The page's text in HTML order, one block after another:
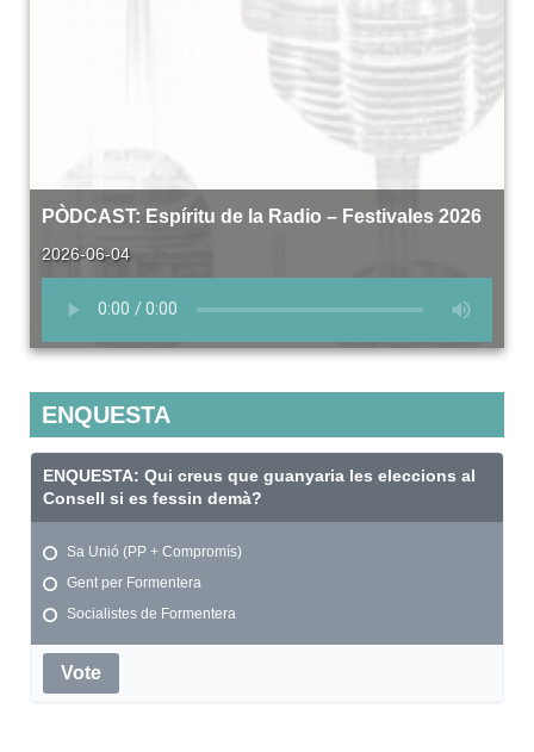
PÒDCAST: Espíritu de la Radio – Festivales 2026
2026-06-04
ENQUESTA
ENQUESTA: Qui creus que guanyaria les eleccions al
Consell si es fessin demà?
Sa Unió (PP + Compromís)
Gent per Formentera
Socialistes de Formentera
Vote